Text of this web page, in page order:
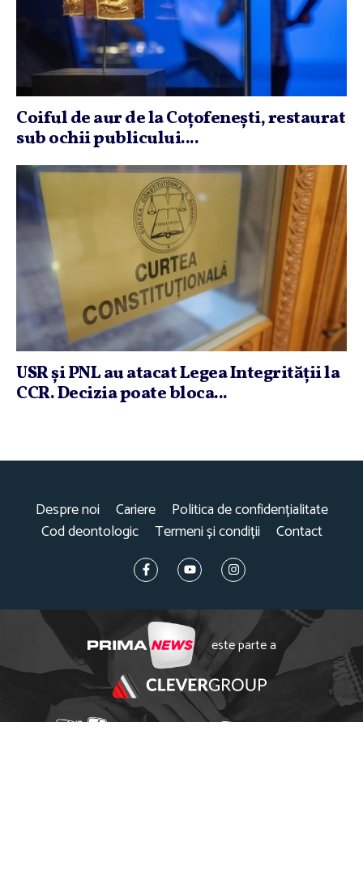
Coiful de aur de la Coţofeneşti, restaurat
sub ochii publicului....
USR şi PNL au atacat Legea Integrităţii la
CCR. Decizia poate bloca...
Despre noi Cariere
Politica de confidențialitate
Cod deontologic
Termeni și condiții Contact
este parte a